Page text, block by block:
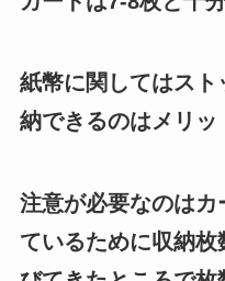
紙幣に関してはスト
納できるのはメリッ
注意が必要なのはカ
ているために収納